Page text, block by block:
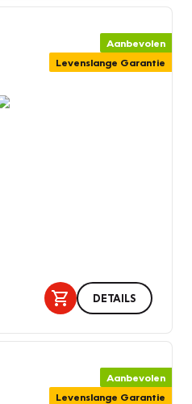
Aanbevolen
Levenslange Garantie
DETAILS
Aanbevolen
Levenslange Garantie